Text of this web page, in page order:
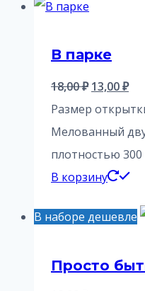
В парке
18,00₽
цена
18,00 ₽.
13,00₽
Размер
Мелованный
плотностью 300
В корзину
В наборе дешевле
Просто